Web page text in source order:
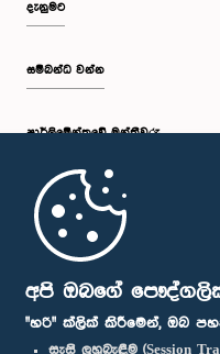
අපි ඔබගේ
"හරි" ක්ලික් කිරීමෙන්, ඔබ
සැසි ලුහුබැඳීම (Session
දැනුමට
සම්බන්ධ වන්න
පාර්ලි‌මේන්තුවේ මන්ත්‍රීවරු
මුල් පිටුව
පාර්ලිමේන්තු ජංගම යෙදුම